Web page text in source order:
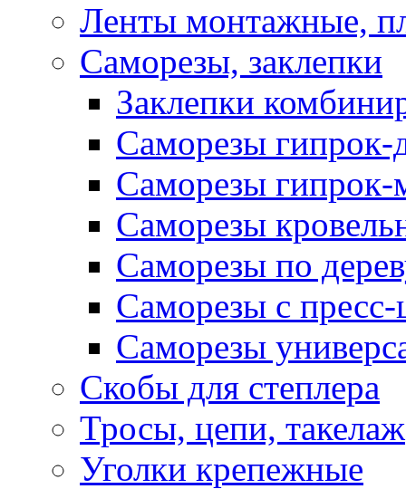
Ленты монтажные,
Саморезы, заклепки
Заклепки
Саморезы гипрок-
Саморезы гипрок-
Саморезы
Саморезы по
Саморезы с
Саморезы
Скобы для степлера
Тросы, цепи, такелаж
Уголки крепежные